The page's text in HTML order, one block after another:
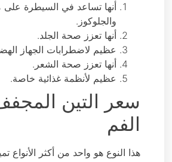
أنها تساعد في السيطرة
والجلوكوز.
أنها تعزز صحة الجلد.
عظيم لاضطرابات الجهاز
أنها تعزز صحة الشعر.
عظيم لأنظمة غذائية خاصة.
سعر التين
الفم
هذا النوع هو واحد من أكثر الأنواع